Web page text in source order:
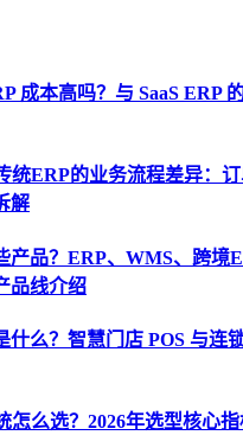
成本高吗？与 SaaS ERP
统ERP的业务流程差异：
解
产品？ERP、WMS、跨境
品线介绍
什么？智慧门店 POS 与连
怎么选？2026年选型核心